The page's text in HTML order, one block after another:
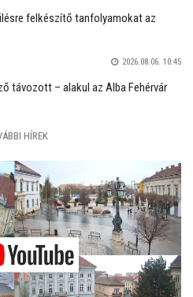
felkészítő tanfolyamokat az
2026.08.06. 10:45
távozott – alakul az Alba Fehérvár
HÍREK